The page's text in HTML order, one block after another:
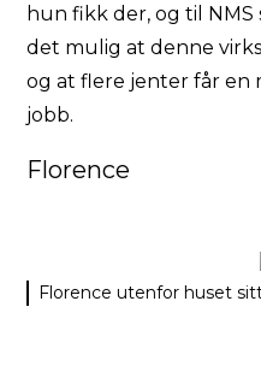
hun fikk der, og til
det mulig at denne
og at flere jenter får
jobb.
Florence
Florence utenfor huset